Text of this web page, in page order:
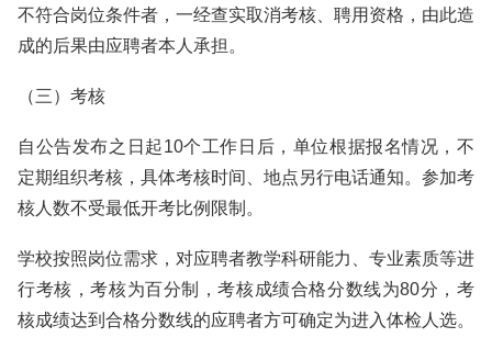
不符合岗位条件者，一经查实取消考核、聘用资格，由此造
成的后果由应聘者本人承担。
（三）考核
自公告发布之日起10个工作日后，单位根据报名情况，不
定期组织考核，具体考核时间、地点另行电话通知。参加考
核人数不受最低开考比例限制。
学校按照岗位需求，对应聘者教学科研能力、专业素质等进
行考核，考核为百分制，考核成绩合格分数线为80分，考
核成绩达到合格分数线的应聘者方可确定为进入体检人选。